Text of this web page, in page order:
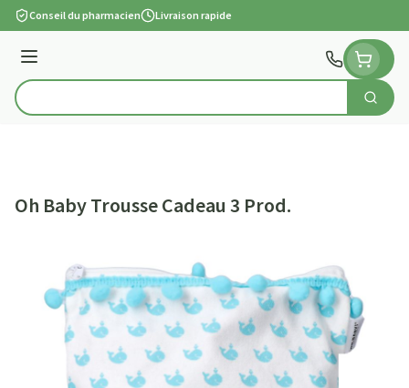
Aller au contenu
Conseil du pharmacien Livraison rapide
Menu
Rechercher
Oh Baby Trousse Cadeau 3 Prod.